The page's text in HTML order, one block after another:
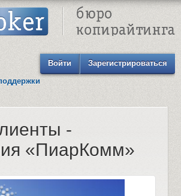
Войти
Зарегистрироваться
-
«ПиарКомм»